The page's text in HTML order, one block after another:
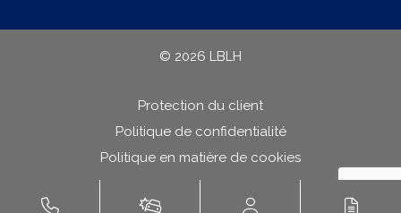
© 2026 LBLH
Protection du client
Politique de confidentialité
Politique en matière de cookies